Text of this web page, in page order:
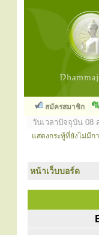
สมัครสมาชิก
วันเวลาปัจจุบัน 08
แสดงกระทู้ที่ยังไม่มีก
หน้าเว็บบอร์ด